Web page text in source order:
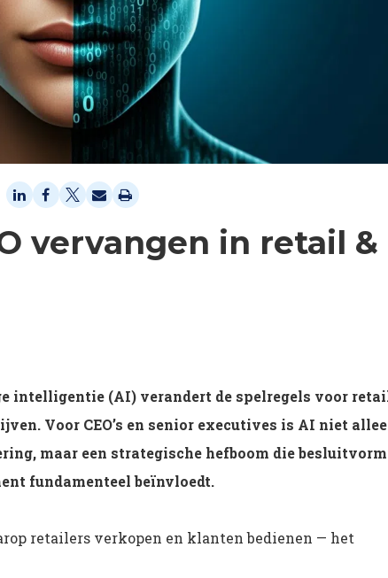
vervangen in retail &
intelligentie (AI) verandert de spelregels voor
Voor CEO’s en senior executives is AI niet
maar een strategische hefboom die
fundamenteel beïnvloedt.
retailers verkopen en klanten bedienen — het